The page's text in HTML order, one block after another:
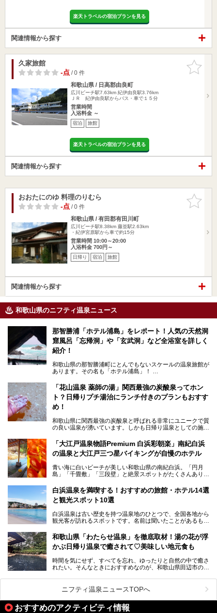
楽天トラベルの宿泊プランを見る
関連情報から探す
お気に入
りに追加
久家旅館
-点/ 0 件
和歌山県 / 日高郡由良町
広川ビーチ駅7.63km 紀伊由良駅3.76km
ＪＲ 紀伊由良駅からバス・車で１５分
営業時間
入浴料金 ～
宿泊 旅館
楽天トラベルの宿泊プランを見る
関連情報から探す
お気に入
りに追加
おおたにのゆ 料理のりむら
-点/ 0 件
和歌山県 / 有田郡有田川町
広川ビーチ駅8.38km 藤並駅2.63km
・紀伊宮原駅から車で約15分
営業時間 10:00～20:00
入浴料金 700円～
日帰り 宿泊 旅館
関連情報から探す
和歌山県のニフティ温泉ニュース
那智勝浦「ホテル浦島」をレポート！人気の天然洞
窟風呂「忘帰洞」や「玄武洞」など全浴室を詳しく
紹介！
和歌山県の那智勝浦町にとんでもないスケールの温泉旅館が
あります。その名も「ホテル浦島」！
泉。日本一長いエスカレーターで「本館」と「山上館」を結
び、海を一望する絶景も。
6ヵ所のお風呂のうち5ヵ所までは日帰り入浴も可。可愛ら
しいカメさんの形の送迎船「浦島丸」に乗っていざ、温泉の
湧く竜宮城へ！
───
提供元：那智勝浦町【PR】
この記事は那智勝浦町のPR記事です。
「花山温泉 薬師の湯」関西最強の炭酸泉ってホン
ト？日帰りプチ湯治にランチ付きのプランもおすす
め！
和歌山県に関西最強の炭酸泉と呼ばれる非常にユニークで質
の良い温泉が湧いています。しかも日帰り温泉としての施設
薬師の湯」。朝一番のお風呂にはパリパリシャリシャリと膜
が張って、それを砕きながら入浴できるとか！
ンチに人気のお食事処メニューも紹介しちゃいます！
「大江戸温泉物語Premium 白浜彩朝楽」南紀白浜
の温泉と大江戸三つ星バイキングが自慢のホテル
青い海に白いビーチが美しい和歌山県の南紀白浜。「円月
島」「千畳敷」「三段壁」と絶景スポットがたくさんありま
場する歴史の古さから日本三古湯の一つにも。
そんな「南紀白浜温泉」の「大江戸温泉物語Premium 白浜
グ」がスタートしました。温泉＆バイキング＆レジャースポ
ットとしてのこのホテルの魅力をたっぷり体験してきたので
───
提供元：大江戸温泉物語ホテルズ＆リゾーツ株式会社【P
この記事は大江戸温泉物語Premium 白浜彩朝楽のPR記事で
す。
白浜温泉を満喫する！おすすめの旅館・ホテル14選
と観光スポット10選
白浜温泉は古い歴史を持つ温泉地のひとつで、全国各地から
観光客が訪れるスポットです。名前は聞いたことがあるもの
か、実は知らない方も多いのではないでしょうか。
そこで今回は、白浜温泉ビギナー向けの基本情報をご紹介し
浜温泉を訪れるなら外せない観光スポットも合わせてご紹介
します。
和歌山県「わたらせ温泉」を徹底取材！湯の花が浮
かぶ日帰り温泉で癒されて♡美味しい地元食も
時間を気にせず、すべてを忘れ、ゆったりと自然の中で癒さ
れたい。そんなときにおすすめなのが、和歌山県田辺市の
の豊かな山々を眺めながら、どんどん期待が膨らみますよ。
「わたらせ温泉」では、温泉に入れるだけではなく、地元の
特産品を使った食事をいただける「露天食堂」でお腹も満た
すことができます。ぜひチェックしてくださいね。
ニフティ温泉ニュースTOPへ
おすすめのアクティビティ情報